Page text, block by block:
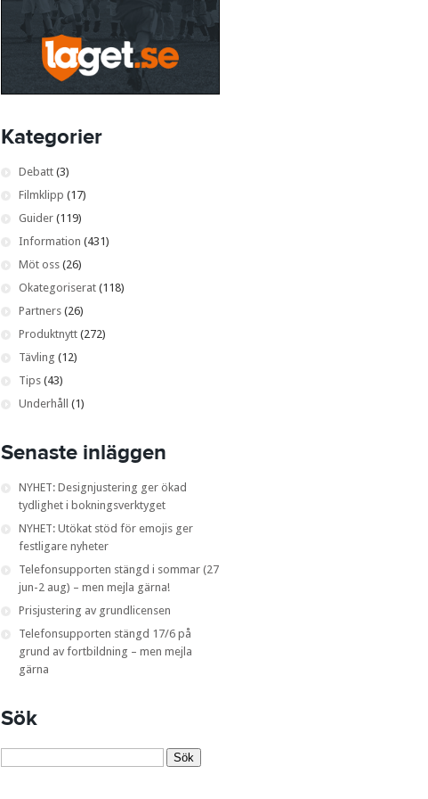
Kategorier
Debatt (3)
Filmklipp (17)
Guider (119)
Information (431)
Möt oss (26)
Okategoriserat (118)
Partners (26)
Produktnytt (272)
Tävling (12)
Tips (43)
Underhåll
(1)
Senaste inläggen
NYHET: Designjustering ger ökad
tydlighet i bokningsverktyget
NYHET: Utökat stöd för emojis ger
festligare nyheter
Telefonsupporten stängd i sommar (27
jun-2 aug) – men mejla gärna!
Prisjustering av grundlicensen
Telefonsupporten stängd 17/6 på
grund av fortbildning – men mejla
gärna
Sök
Sök
efter: